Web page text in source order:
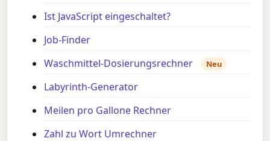
Ist JavaScript eingeschaltet?
Job-Finder
Waschmittel-Dosierungsrechner
Neu
Labyrinth-Generator
Meilen pro Gallone Rechner
Zahl zu Wort Umrechner